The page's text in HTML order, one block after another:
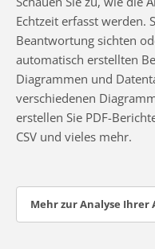
Echtzeit erfasst werden.
Beantwortung sichten
automatisch erstellten
Diagrammen und
verschiedenen
erstellen Sie PDF-
CSV und vieles mehr.
Mehr zur Analyse